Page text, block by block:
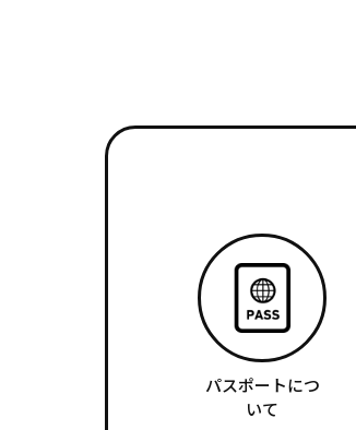
パスポートにつ
いて